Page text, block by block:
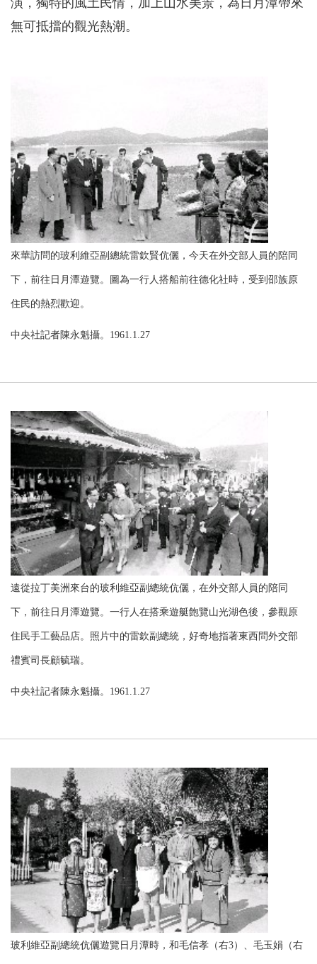
無可抵擋的觀光熱潮。
來華訪問的玻利維亞副總統雷欽賢伉儷，今天在外交部人員的陪同
下，前往日月潭遊覽。圖為一行人搭船前往德化社時，受到邵族原
住民的熱烈歡迎。
中央社記者陳永魁攝。1961.1.27
遠從拉丁美洲來台的玻利維亞副總統伉儷，在外交部人員的陪同
下，前往日月潭遊覽。一行人在搭乘遊艇飽覽山光湖色後，參觀原
住民手工藝品店。照片中的雷欽副總統，好奇地指著東西問外交部
禮賓司長顧毓瑞。
中央社記者陳永魁攝。1961.1.27
玻利維亞副總統伉儷遊覽日月潭時，和毛信孝（右3）、毛玉娟（右